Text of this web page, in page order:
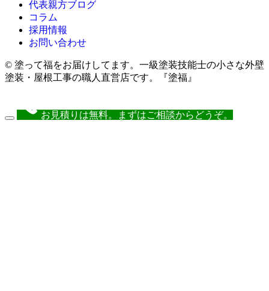
代表親方ブログ
コラム
採用情報
お問い合わせ
© 塗って福をお届けしてます。一級塗装技能士の小さな外壁
塗装・屋根工事の職人直営店です。『塗福』
お見積りは無料。まずはご相談からどうぞ。